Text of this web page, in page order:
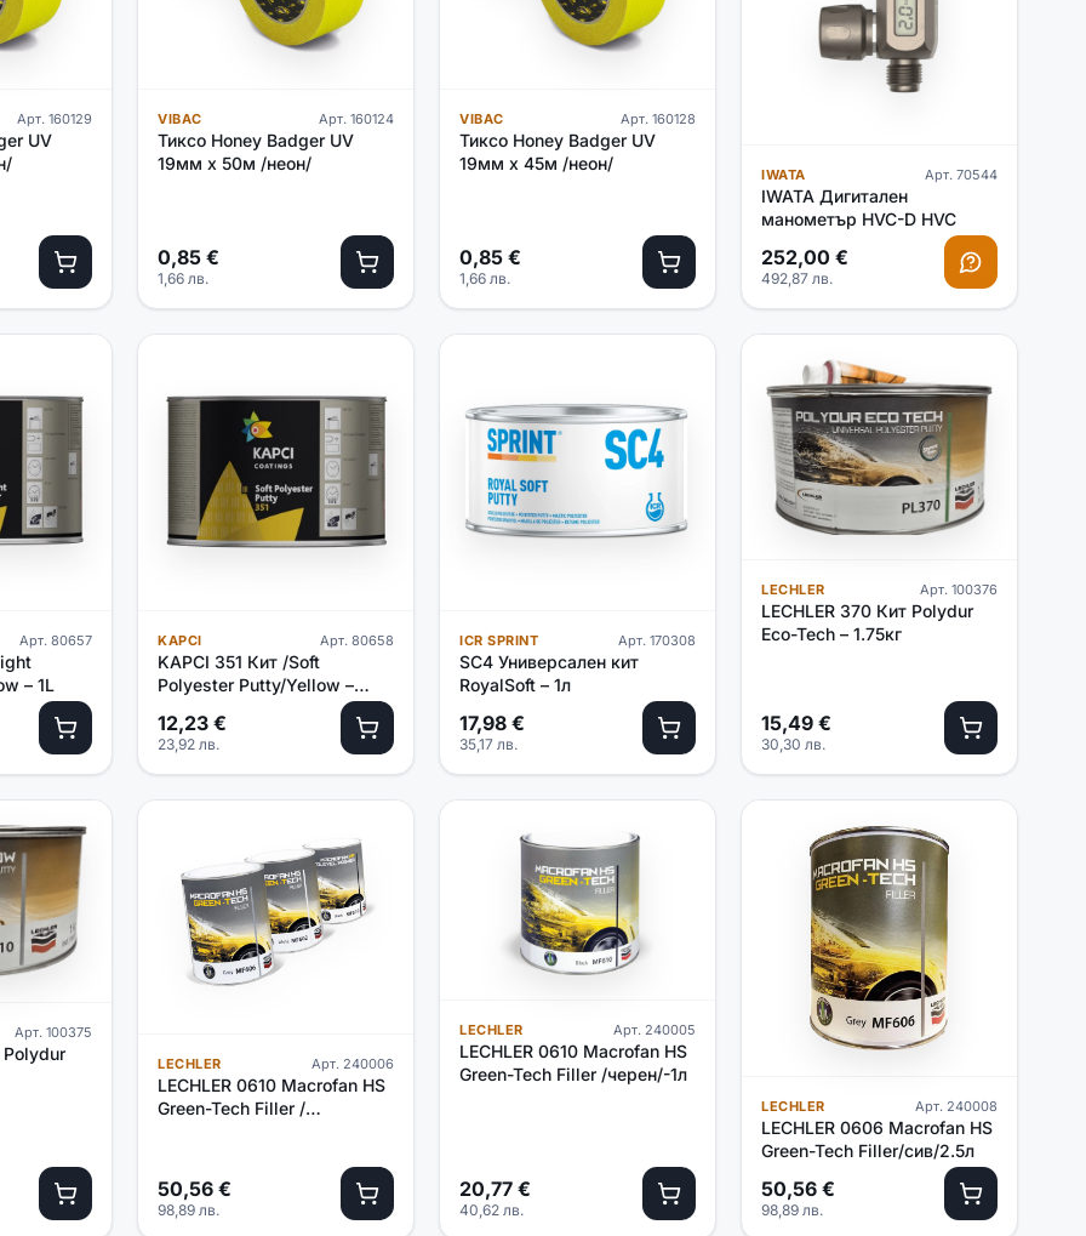
Арт. 160129
UV
VIBAC Арт. 160124
Тиксо Honey Badger UV
19мм х 50м /неон/
0,85 €
1,66 лв.
VIBAC Арт. 160128
Тиксо Honey Badger UV
19мм х 45м /неон/
0,85 €
1,66 лв.
IWATA Арт. 70544
IWATA Дигитален
манометър HVC-D HVC
252,00 €
492,87 лв.
Арт. 80657
– 1L
KAPCI Арт. 80658
KAPCI 351 Кит /Soft
Polyester Putty/Yellow –
12,23 €
23,92 лв.
ICR SPRINT Арт. 170308
SC4 Универсален кит
RoyalSoft – 1л
17,98 €
35,17 лв.
LECHLER Арт. 100376
LECHLER 370 Кит Polydur
Eco-Tech – 1.75кг
15,49 €
30,30 лв.
Арт. 100375
Polydur
LECHLER Арт. 240006
LECHLER 0610 Macrofan HS
Green-Tech Filler /
50,56 €
98,89 лв.
LECHLER Арт. 240005
LECHLER 0610 Macrofan HS
Green-Tech Filler /черен/-1л
20,77 €
40,62 лв.
LECHLER Арт. 240008
LECHLER 0606 Macrofan HS
Green-Tech Filler/сив/2.5л
50,56 €
98,89 лв.